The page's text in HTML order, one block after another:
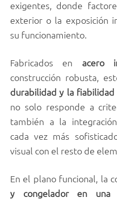
exigentes, donde
exterior o la exposición
su funcionamiento.
Fabricados en acero
construcción robusta,
durabilidad y la
no solo responde a
también a la
cada vez más
visual con el resto de
En el plano funcional, la
y congelador en una